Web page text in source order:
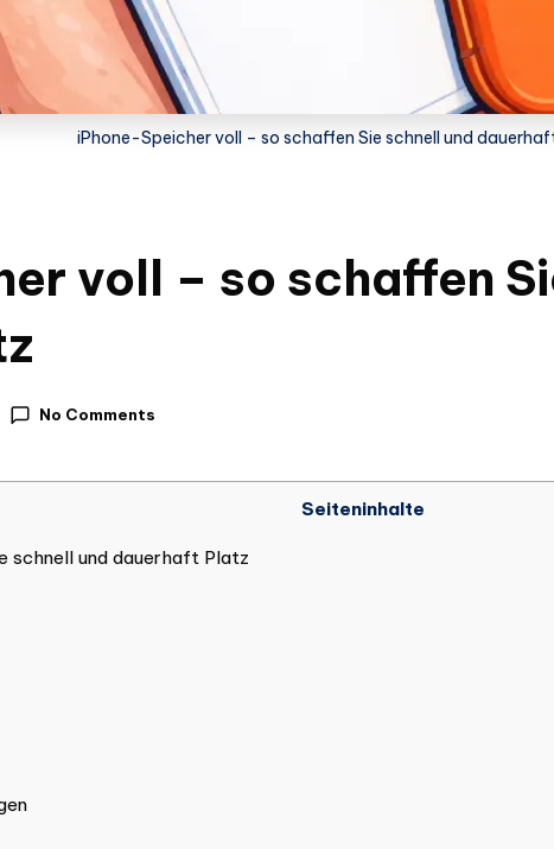
iPhone-Speicher voll – so schaffen Sie schnell und
voll – so schaffen
No Comments
Seiteninhalte
schnell und dauerhaft Platz